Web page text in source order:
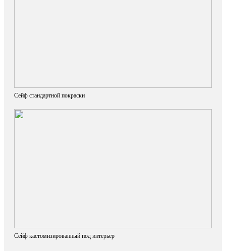
Сейф стандартной покраски
Сейф кастомизированный под интерьер